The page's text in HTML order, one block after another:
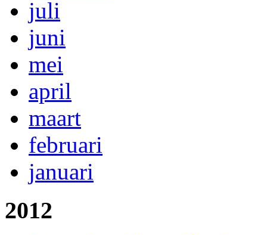
juli
juni
mei
april
maart
februari
januari
2012